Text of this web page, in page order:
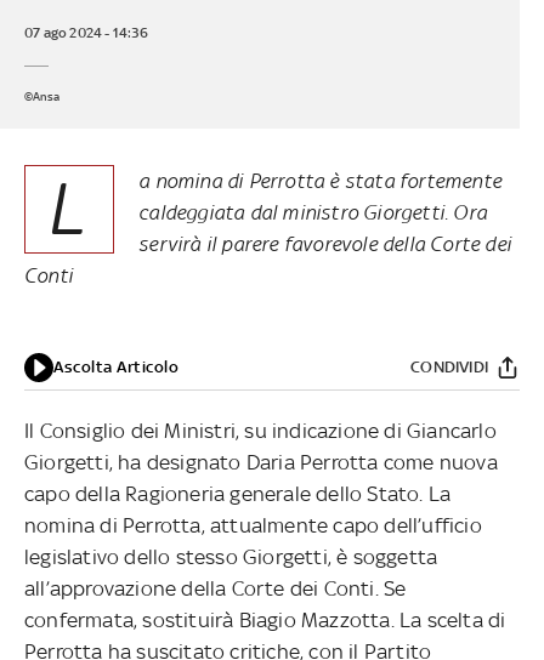
07 ago 2024 - 14:36
©Ansa
L
a nomina di Perrotta è stata fortemente
caldeggiata dal ministro Giorgetti. Ora
servirà il parere favorevole della Corte dei
Conti
Ascolta Articolo CONDIVIDI
Il Consiglio dei Ministri, su indicazione di Giancarlo
Giorgetti, ha designato Daria Perrotta come nuova
capo della Ragioneria generale dello Stato. La
nomina di Perrotta, attualmente capo dell’ufficio
legislativo dello stesso Giorgetti, è soggetta
all’approvazione della Corte dei Conti. Se
confermata, sostituirà Biagio Mazzotta. La scelta di
Perrotta ha suscitato critiche, con il Partito